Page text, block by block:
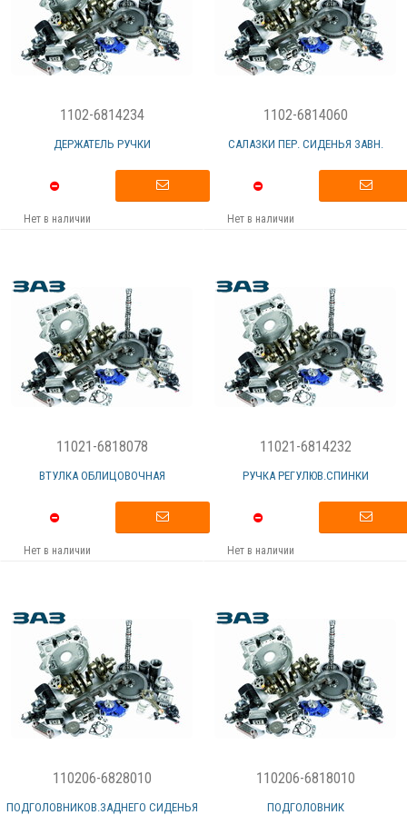
1102-6814234
ДЕРЖАТЕЛЬ РУЧКИ
Нет в наличии
1102-6814060
САЛАЗКИ ПЕР. СИДЕНЬЯ ЗАВН.
Нет в наличии
11021-6818078
ВТУЛКА ОБЛИЦОВОЧНАЯ
Нет в наличии
11021-6814232
РУЧКА РЕГУЛЮВ.СПИНКИ
Нет в наличии
110206-6828010
ПОДГОЛОВНИКОВ.ЗАДНЕГО СИДЕНЬЯ
110206-6818010
ПОДГОЛОВНИК